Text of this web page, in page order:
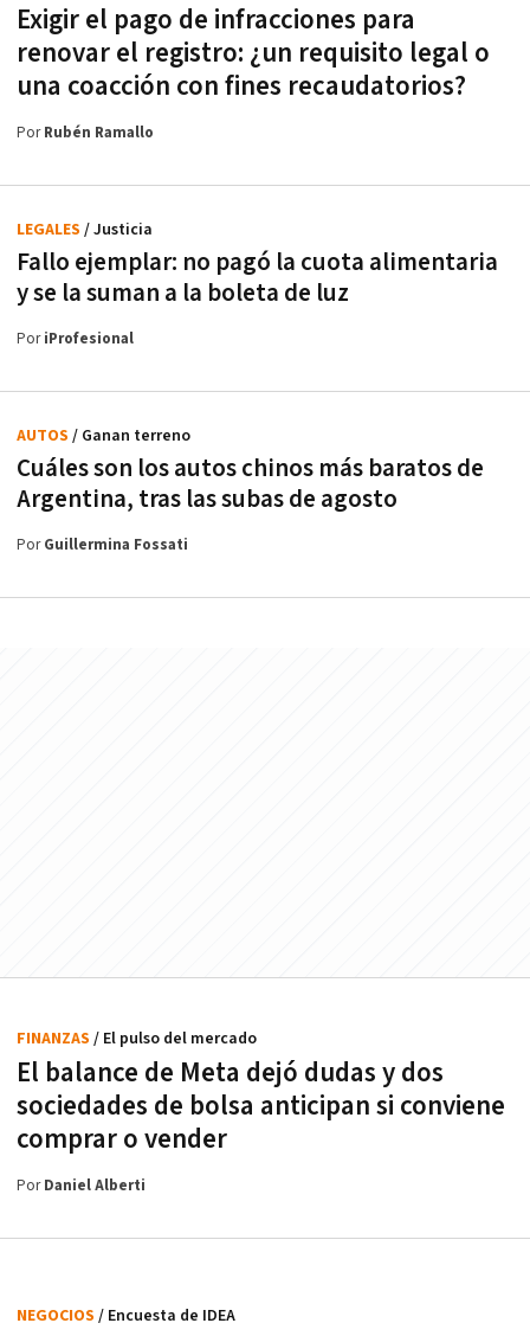
Exigir el pago de infracciones para
renovar el registro: ¿un requisito legal o
una coacción con fines recaudatorios?
PorRubén Ramallo
Fallo ejemplar: no pagó la cuota alimentaria
y se la suman a la boleta de luz
LEGALES / Justicia
PoriProfesional
Cuáles son los autos chinos más baratos de
Argentina, tras las subas de agosto
AUTOS / Ganan terreno
PorGuillermina Fossati
El balance de Meta dejó dudas y dos
sociedades de bolsa anticipan si conviene
comprar o vender
FINANZAS / El pulso del mercado
PorDaniel Alberti
NEGOCIOS / Encuesta de IDEA